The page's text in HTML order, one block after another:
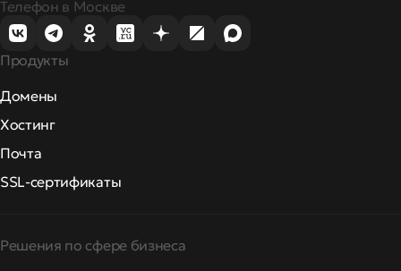
Телефон в Москве
Продукты
Домены
Хостинг
Почта
SSL-сертификаты
Решения по сфере бизнеса